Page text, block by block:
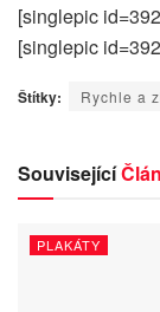
[singlepic
[singlepic
Štítky: Rychle a
Související
PLAKÁTY